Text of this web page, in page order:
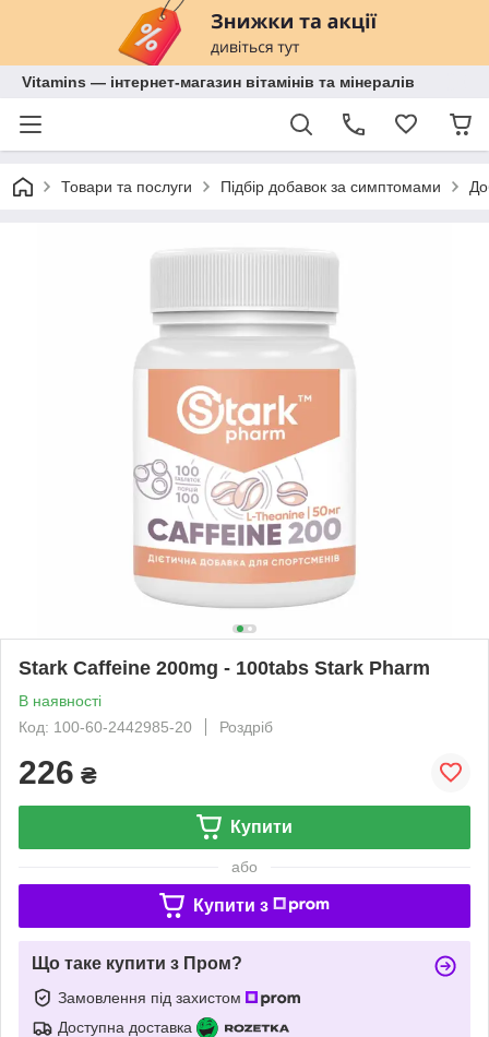
Vitamins — інтернет-магазин вітамінів та мінералів
Товари та послуги Підбір добавок за симптомами
Stark Caffeine 200mg - 100tabs Stark Pharm
В наявності
Код: 100-60-2442985-20
Роздріб
226 ₴
Купити
або
Купити з
Що таке купити з Пром?
Замовлення під захистом
Доступна доставка